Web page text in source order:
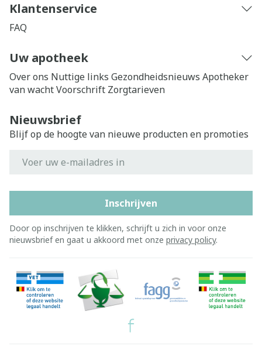
Klantenservice
FAQ
Uw apotheek
Over ons Nuttige links Gezondheidsnieuws Apotheker
van wachtVoorschrift Zorgtarieven
Nieuwsbrief
Blijf op de hoogte van nieuwe producten en promoties
Inschrijven
Door op inschrijven te klikken, schrijft u zich in voor onze
nieuwsbrief en gaat u akkoord met onze privacy policy.